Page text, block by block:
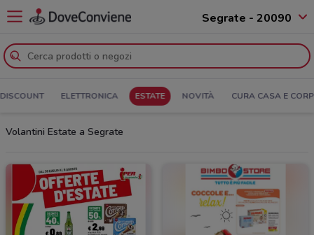
Segrate - 20090
DISCOUNT ELETTRONICA ESTATE NOVITÀ CURA CASA E
Volantini Estate a Segrate